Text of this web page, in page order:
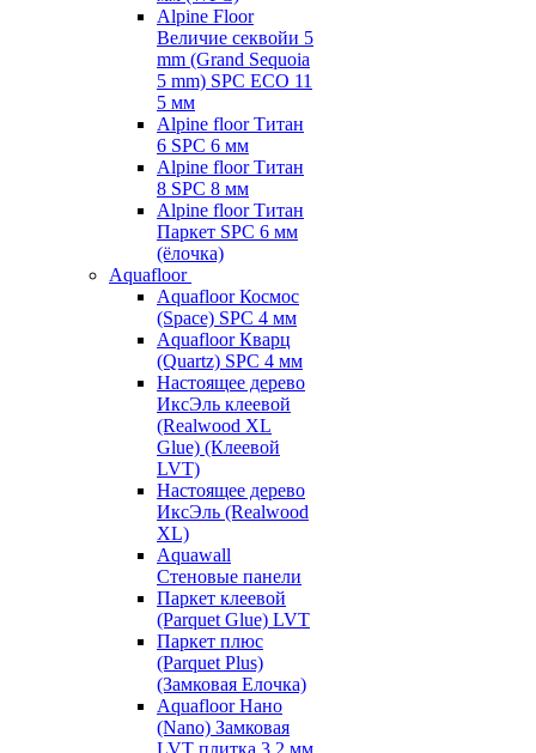
Alpine Floor
Величие секвойи 5
mm (Grand Sequoia
5 mm) SPC ECO 11
5 мм
Alpine floor Титан
6 SPC 6 мм
Alpine floor Титан
8 SPC 8 мм
Alpine floor Титан
Паркет SPC 6 мм
(ёлочка)
Aquafloor
Aquafloor Космос
(Space) SPC 4 мм
Aquafloor Кварц
(Quartz) SPC 4 мм
Настоящее дерево
ИксЭль клеевой
(Realwood XL
Glue) (Клеевой
LVT)
Настоящее дерево
ИксЭль (Realwood
XL)
Aquawall
Стеновые панели
Паркет клеевой
(Parquet Glue) LVT
Паркет плюс
(Parquet Plus)
(Замковая Елочка)
Aquafloor Нано
(Nano) Замковая
LVT плитка 3,2 мм